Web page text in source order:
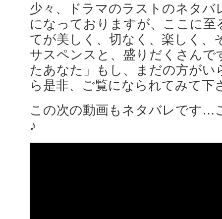
少々、ドラマのラストのネタバ
になっておりますが、ここに至
てが美しく、切なく、楽しく、
サスペンスと、盛りだくさんで
たあなた」もし、まだの方がい
ら是非、ご覧になられてみて下
この次の動画もネタバレです…
♪